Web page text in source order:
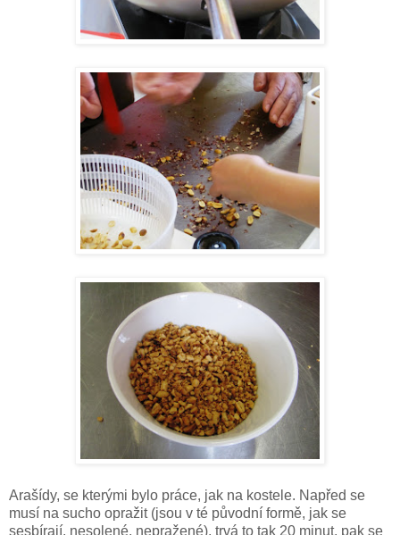
Arašídy, se kterými bylo práce, jak na kostele. Napřed se
musí na sucho opražit (jsou v té původní formě, jak se
sesbírají, nesolené, nepražené), trvá to tak 20 minut, pak se